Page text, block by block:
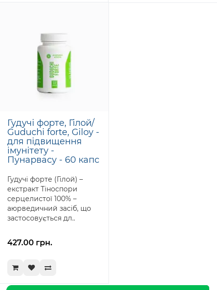
Гудучі форте, Гілой/
Guduchi forte, Giloy -
для підвищення
імунітету -
Пунарвасу - 60 капс
Гудучі форте (Гілой) –
екстракт Тіноспори
серцелистої 100% –
аюрведичний засіб, що
застосовується дл..
427.00 грн.